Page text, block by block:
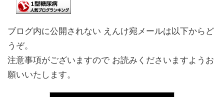
ブログ内に公開されない えんけ宛メールは以下からど
うぞ。
注意事項がございますので お読みくださいますようお
願いいたします。